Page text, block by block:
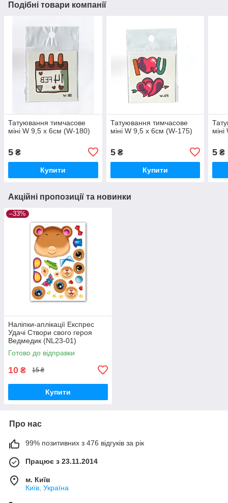
Подібні товари компанії
Татуювання тимчасове
міні W 9,5 х 6см (W-180)
5 ₴
Купити
Татуювання тимчасове
міні W 9,5 х 6см (W-175)
5₴
Купити
5 ₴
Акційні пропозиції та новинки
–33%
Наліпки-аплікації Експрес
Удачі Створи свого героя
Ведмедик (NL23-01)
Готово до відправки
10 ₴ 15 ₴
Купити
Про нас
99% позитивних з 476 відгуків за рік
Працює з 23.11.2014
м. Київ
Київ, Україна